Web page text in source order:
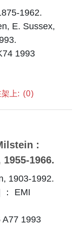
1962.
E. Sussex,
1993
上: 0
:
1966.
1903-1992.
： EMI
A77 1993